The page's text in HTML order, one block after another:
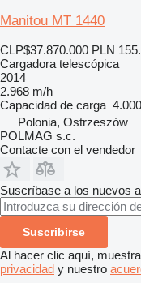
Manitou MT 1440
CLP$37.870.000 PLN
Cargadora telescópica
2014
2.968 m/h
Capacidad de carga
Polonia, Ostrzeszów
POLMAG s.c.
Contacte con el vendedor
Suscríbase a los nuevos
Suscribirse
Al hacer clic aquí,
privacidad y nuestro